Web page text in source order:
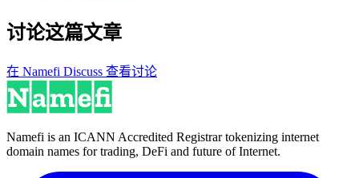
讨论这篇文章
在 Namefi Discuss 查看讨论
Namefi is an ICANN Accredited Registrar tokenizing internet
domain names for trading, DeFi and future of Internet.